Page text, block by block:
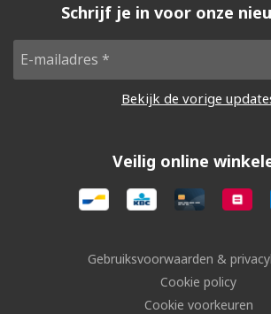
Schrijf je in voor onze
Bekijk de vorige
Veilig online
Gebruiksvoorwaarden &
Cookie policy
Cookie voorkeuren